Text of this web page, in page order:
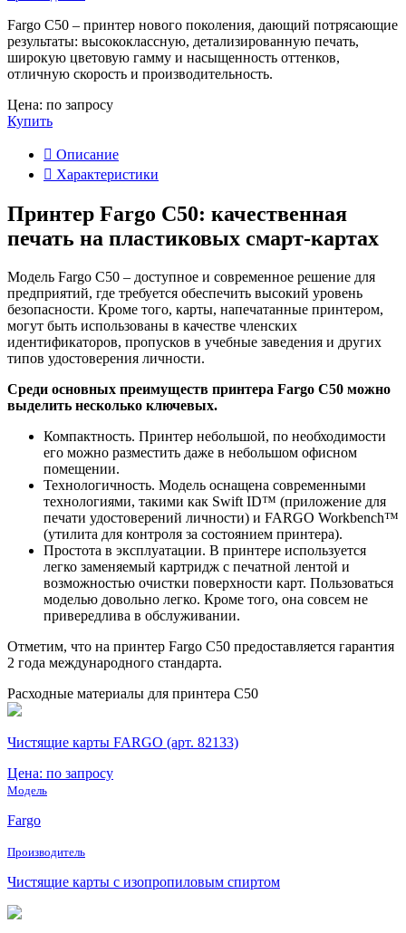
Fargo C50 – принтер нового поколения, дающий потрясающие
результаты: высококлассную, детализированную печать,
широкую цветовую гамму и насыщенность оттенков,
отличную скорость и производительность.
Цена: по запросу
Купить
Описание
Характеристики
Принтер Fargo C50: качественная
печать на пластиковых смарт-картах
Модель Fargo C50 – доступное и современное решение для
предприятий, где требуется обеспечить высокий уровень
безопасности. Кроме того, карты, напечатанные принтером,
могут быть использованы в качестве членских
идентификаторов, пропусков в учебные заведения и других
типов удостоверения личности.
Среди основных преимуществ принтера Fargo C50 можно
выделить несколько ключевых.
Компактность. Принтер небольшой, по необходимости
его можно разместить даже в небольшом офисном
помещении.
Технологичность. Модель оснащена современными
технологиями, такими как Swift ID™ (приложение для
печати удостоверений личности) и FARGO Workbench™
(утилита для контроля за состоянием принтера).
Простота в эксплуатации. В принтере используется
легко заменяемый картридж с печатной лентой и
возможностью очистки поверхности карт. Пользоваться
моделью довольно легко. Кроме того, она совсем не
привередлива в обслуживании.
Отметим, что на принтер Fargo C50 предоставляется гарантия
2 года международного стандарта.
Расходные материалы для принтера C50
Чистящие карты FARGO (арт. 82133)
Цена: по запросу
Модель
Fargo
Производитель
Чистящие карты с изопропиловым спиртом